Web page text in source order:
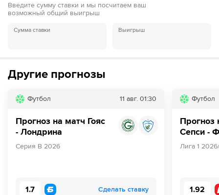
Введите сумму ставки и мы посчитаем ваш
возможный общий выигрыш
Сумма ставки Выигрыш
Другие прогнозы
Футбол 11 авг. 01:30
Прогноз на матч Гояс
- Лондрина
Серия В 2026
1.7 Сделать ставку
Футбол
Прогноз
Сепси -
Лига 1
1.92